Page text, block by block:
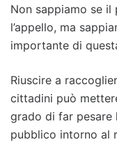
Non sappiamo se
l’appello, ma
importante di
Riuscire a
cittadini può
grado di far
pubblico intorno al